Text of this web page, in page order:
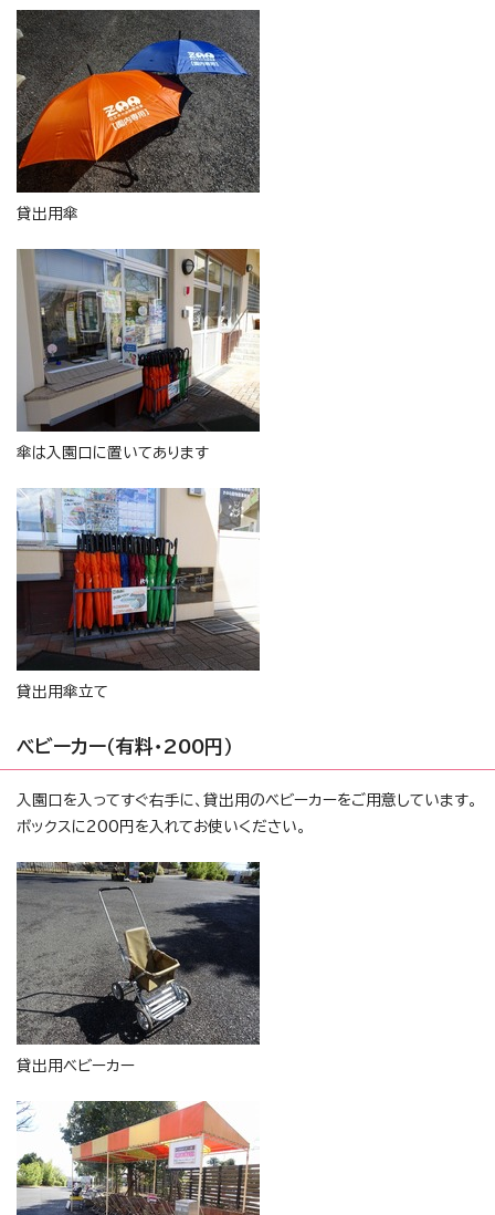
貸出用傘
傘は入園口に置いてあります
貸出用傘立て
ベビーカー（有料・200円）
入園口を入ってすぐ右手に、貸出用のベビーカーをご用意しています。
ボックスに200円を入れてお使いください。
貸出用ベビーカー